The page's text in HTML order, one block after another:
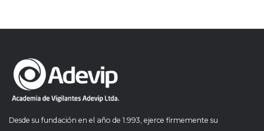
Desde su fundación en el año de 1.993, ejerce firmemente su